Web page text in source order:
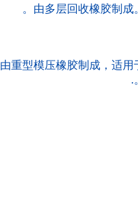
由多层回收橡胶制成
由重型模压橡胶制成，适